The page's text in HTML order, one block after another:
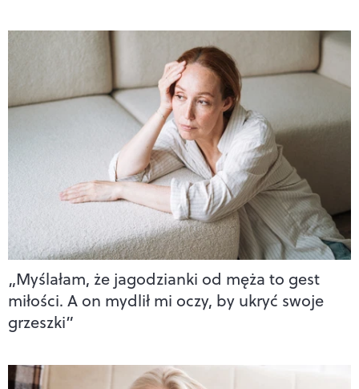
„Myślałam, że jagodzianki od męża to gest
miłości. A on mydlił mi oczy, by ukryć swoje
grzeszki”